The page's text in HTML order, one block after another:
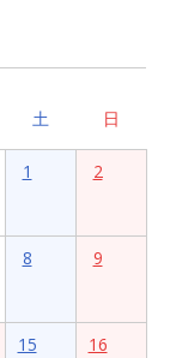
土 日
1 2
8 9
15
16